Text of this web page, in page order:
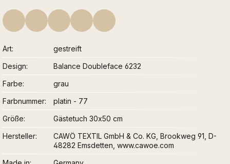
Art
gestreift
Design
Balance Doubleface 6232
Farbe
grau
Farbnummer
platin - 77
Größe
Gästetuch 30x50 cm
Hersteller
CAWÖ TEXTIL GmbH & Co. KG, Brookweg 91, D-
48282 Emsdetten, www.cawoe.com